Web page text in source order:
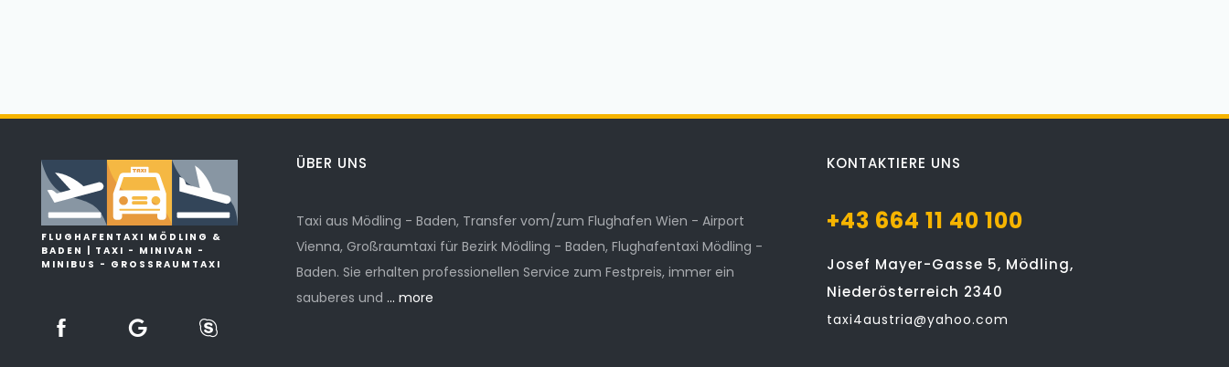
FLUGHAFENTAXI MÖDLING &
BADEN | TAXI - MINIVAN -
MINIBUS - GROSSRAUMTAXI
ÜBER UNS
Taxi aus Mödling - Baden, Transfer vom/zum Flughafen Wien - Airport
Vienna, Großraumtaxi für Bezirk Mödling - Baden, Flughafentaxi Mödling -
Baden. Sie erhalten professionellen Service zum Festpreis, immer ein
sauberes und ... more
KONTAKTIERE UNS
+43 664 11 40 100
Josef Mayer-Gasse 5, Mödling,
Niederösterreich 2340
taxi4austria@yahoo.com